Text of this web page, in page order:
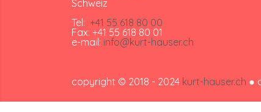
Schweiz
Tel: +41 55 618 80 00
Fax: +41 55 618 80 01
e-mail: info@kurt-hauser.ch
copyright © 2018 - 2024 kurt-hauser.ch ●